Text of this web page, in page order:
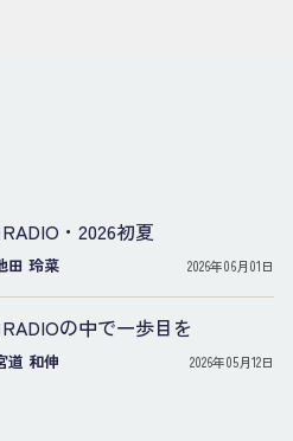
・2026初夏
田 玲菜 2026年06月01日
の中で一歩目を
道 和伸 2026年05月12日